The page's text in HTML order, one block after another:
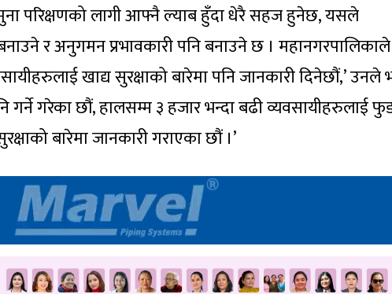
परिक्षणको लागी आफ्नै ल्याब हुँदा धेरै सहज हुनेछ, यसले
र अनुगमन प्रभावकारी पनि बनाउने छ ।
खाद्य सुरक्षाको बारेमा पनि जानकारी दिनेछौं,’ उनले
गर्ने गरेका छौं, हालसम्म ३ हजार भन्दा बढी व्यवसायीहरुलाई
बारेमा जानकारी गराएका छौं ।’